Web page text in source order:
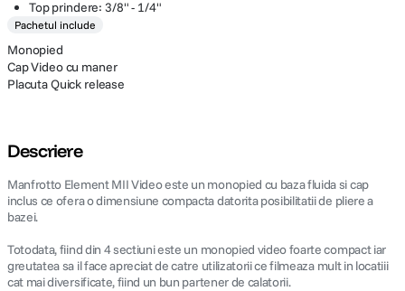
Top prindere: 3/8" - 1/4"
Pachetul include
Monopied
Cap Video cu maner
Placuta Quick release
Descriere
Manfrotto Element MII Video este un monopied cu baza fluida si cap
inclus ce ofera o dimensiune compacta datorita posibilitatii de pliere a
bazei.
Totodata, fiind din 4 sectiuni este un monopied video foarte compact iar
greutatea sa il face apreciat de catre utilizatorii ce filmeaza mult in locatiii
cat mai diversificate, fiind un bun partener de calatorii.